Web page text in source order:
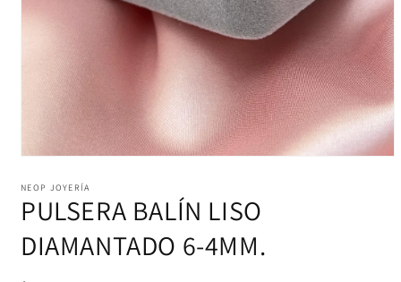
multimedia
1
en
ventana
modal
NEOP JOYERÍA
PULSERA BALÍN LISO
DIAMANTADO 6-4MM.